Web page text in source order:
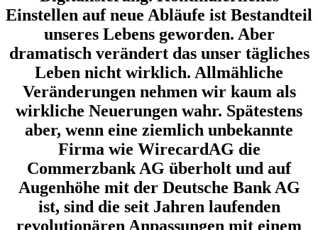
Einstellen auf neue Abläufe ist Bestandteil
unseres Lebens geworden. Aber
dramatisch verändert das unser tägliches
Leben nicht wirklich. Allmähliche
Veränderungen nehmen wir kaum als
wirkliche Neuerungen wahr. Spätestens
aber, wenn eine ziemlich unbekannte
Firma wie WirecardAG die
Commerzbank AG überholt und auf
Augenhöhe mit der Deutsche Bank AG
ist, sind die seit Jahren laufenden
revolutionären Anpassungen mit einem